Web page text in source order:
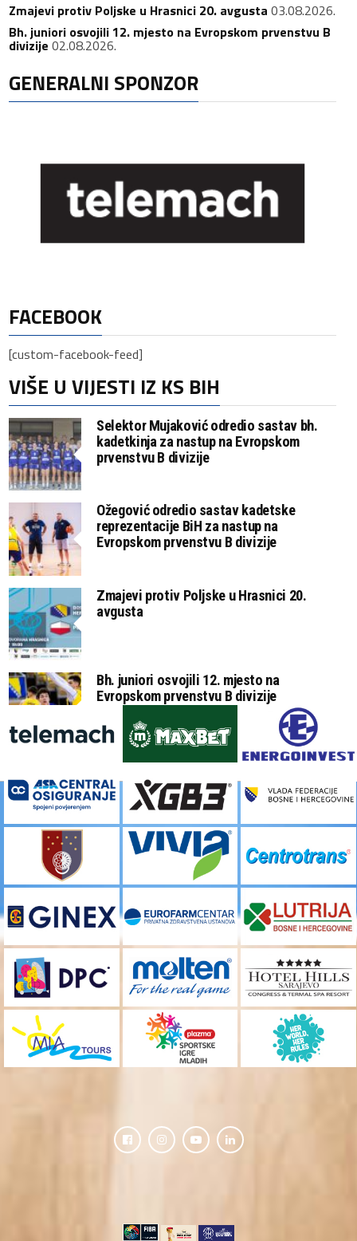
Zmajevi protiv Poljske u Hrasnici 20. avgusta 03.08.2026.
Bh. juniori osvojili 12. mjesto na Evropskom prvenstvu B
divizije 02.08.2026.
GENERALNI SPONZOR
FACEBOOK
[custom-facebook-feed]
VIŠE U VIJESTI IZ KS BIH
Selektor Mujaković odredio sastav bh.
kadetkinja za nastup na Evropskom
prvenstvu B divizije
Ožegović odredio sastav kadetske
reprezentacije BiH za nastup na
Evropskom prvenstvu B divizije
Zmajevi protiv Poljske u Hrasnici 20.
avgusta
Bh. juniori osvojili 12. mjesto na
Evropskom prvenstvu B divizije